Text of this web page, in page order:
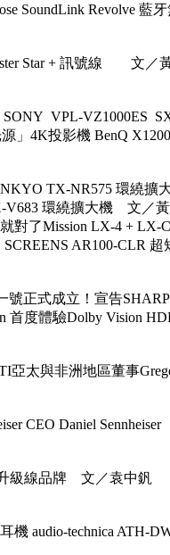
SoundLink Revolve
Star + 訊號線 文／
VPL-VZ1000ES
」4K投影機 BenQ
TX-NR575 環繞
V683 環繞擴大機 文／
對了Mission LX-4 +
AR100-CLR
號正式成立！宣告
首度體驗Dolby Vision
亞太與非洲地區董事
CEO Daniel
級線品牌 文／袁中釩
機 audio-technica ATH-